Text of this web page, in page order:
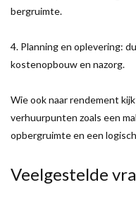
bergruimte.
4. Planning en oplevering:
kostenopbouw en nazorg.
Wie ook naar rendement
verhuurpunten zoals een
opbergruimte en een
Veelgestelde